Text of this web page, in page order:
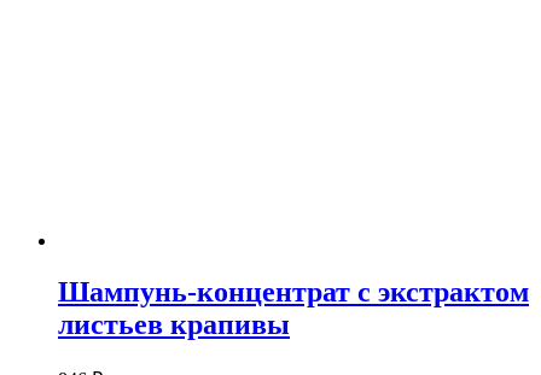
Шампунь-концентрат с экстрактом
листьев крапивы